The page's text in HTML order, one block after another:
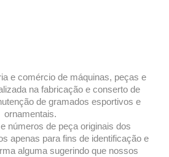
e comércio de máquinas, peças e
na fabricação e conserto de
de gramados esportivos e
ornamentais.
números de peça originais dos
​​apenas para fins de identificação e
alguma sugerindo que nossos